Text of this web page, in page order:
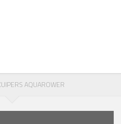
AQUAROWER